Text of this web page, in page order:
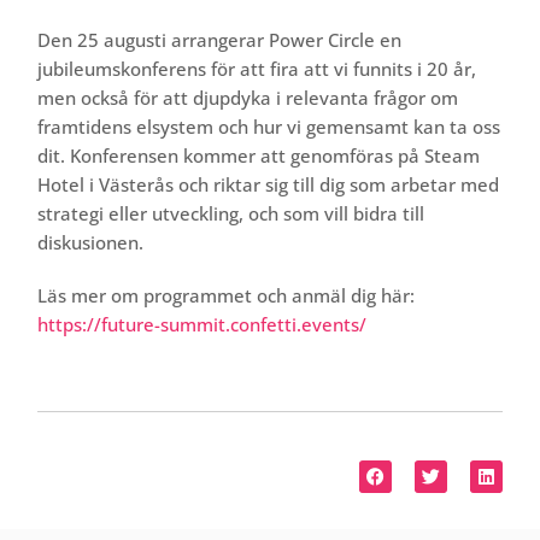
Den 25 augusti arrangerar Power Circle en
jubileumskonferens för att fira att vi funnits i 20 år,
men också för att djupdyka i relevanta frågor om
framtidens elsystem och hur vi gemensamt kan ta oss
dit. Konferensen kommer att genomföras på Steam
Hotel i Västerås och riktar sig till dig som arbetar med
strategi eller utveckling, och som vill bidra till
diskusionen.
Läs mer om programmet och anmäl dig här:
https://future-summit.confetti.events/